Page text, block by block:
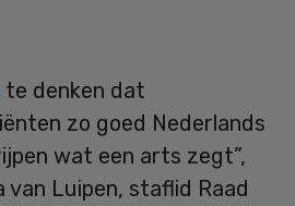
te denken dat
zo goed Nederlands
wat een arts zegt”,
Luipen, staflid Raad